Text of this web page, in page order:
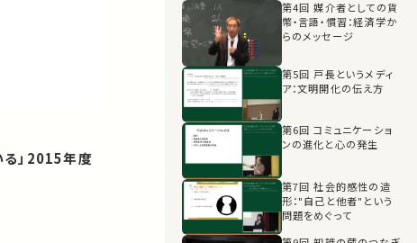
る」2015年度
第4回 媒介者としての貨
幣・言語・慣習：経済学か
らのメッセージ
第5回 戸長というメディ
ア：文明開化の伝え方
第6回 コミュニケーショ
ンの進化と心の発生
第7回 社会的感性の造
形："自己と他者"という
問題をめぐって